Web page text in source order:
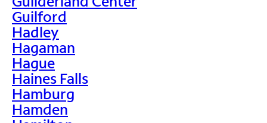
Guilford
Hadley
Hagaman
Hague
Haines Falls
Hamburg
Hamden